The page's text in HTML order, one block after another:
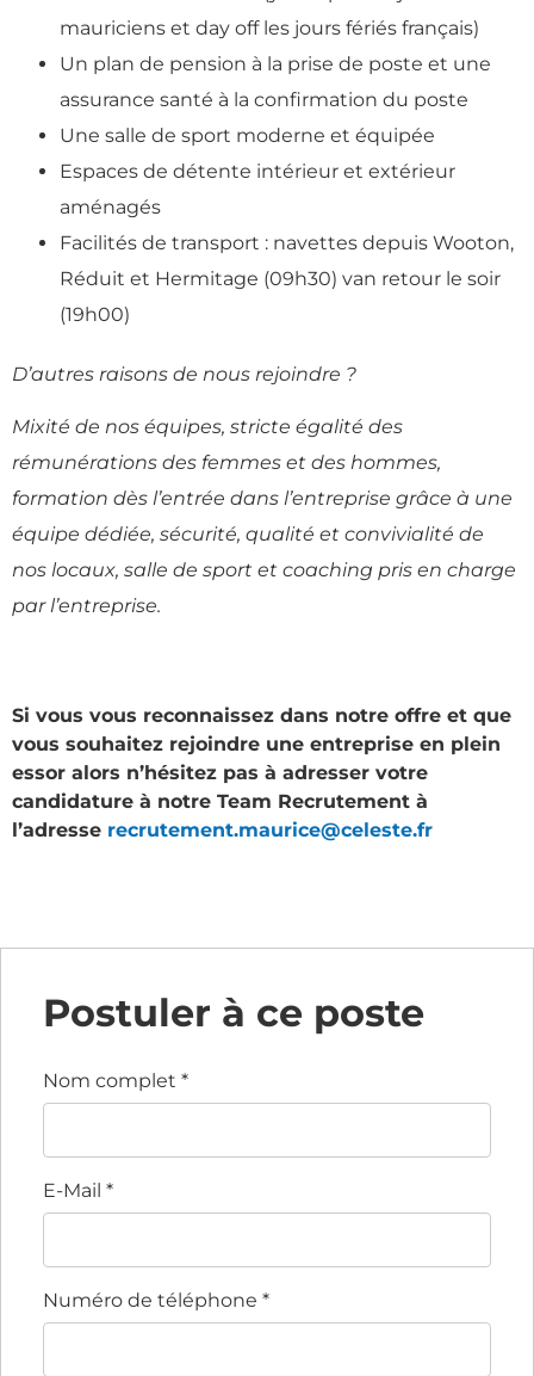
mauriciens et day off les jours fériés français)
Un plan de pension à la prise de poste et une
assurance santé à la confirmation du poste
Une salle de sport moderne et équipée
Espaces de détente intérieur et extérieur
aménagés
Facilités de transport : navettes depuis Wooton,
Réduit et Hermitage (09h30) van retour le soir
(19h00)
D’autres raisons de nous rejoindre ?
Mixité de nos équipes, stricte égalité des
rémunérations des femmes et des hommes,
formation dès l’entrée dans l’entreprise grâce à une
équipe dédiée, sécurité, qualité et convivialité de
nos locaux, salle de sport et coaching pris en charge
par l’entreprise.
Si vous vous reconnaissez dans notre offre et que
vous souhaitez rejoindre une entreprise en plein
essor alors n’hésitez pas à adresser votre
candidature à notre Team Recrutement à
l’adresse recrutement.maurice@celeste.fr
Postuler à ce poste
Nom complet *
E-Mail *
Numéro de téléphone *